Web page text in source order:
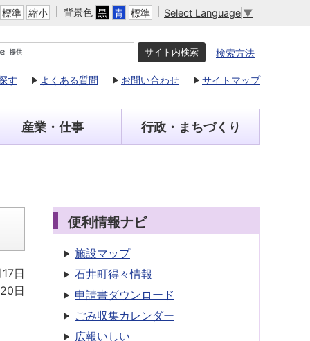
標準 縮小 背景色 黒 青 標準 Select Language ▼
検索方法
す よくある質問 お問い合わせ サイトマップ
産業・仕事 行政・まちづくり
日
日
便利情報ナビ
施設マップ
石井町得々情報
申請書ダウンロード
ごみ収集カレンダー
広報いしい